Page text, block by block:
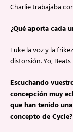
Charlie trabajaba
¿Qué aporta cada
Luke la voz y la
distorsión. Yo,
Escuchando
concepción muy
que han tenido
concepto de Cycle?